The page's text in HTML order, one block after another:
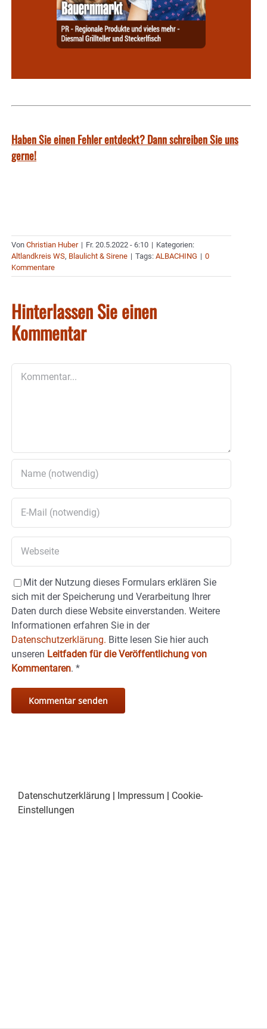
Haben Sie einen Fehler entdeckt? Dann schreiben Sie uns
gerne!
Von Christian Huber | Fr. 20.5.2022 - 6:10 | Kategorien:
Altlandkreis WS, Blaulicht & Sirene | Tags: ALBACHING | 0
Kommentare
Hinterlassen Sie einen
Kommentar
Mit der Nutzung dieses Formulars erklären Sie
sich mit der Speicherung und Verarbeitung Ihrer
Daten durch diese Website einverstanden. Weitere
Informationen erfahren Sie in der
Datenschutzerklärung. Bitte lesen Sie hier auch
unseren Leitfaden für die Veröffentlichung von
Kommentaren. *
Datenschutzerklärung | Impressum | Cookie-
Einstellungen